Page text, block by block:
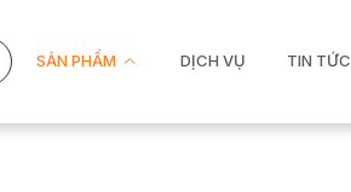
SẢN PHẨM DỊCH VỤ TIN TỨC